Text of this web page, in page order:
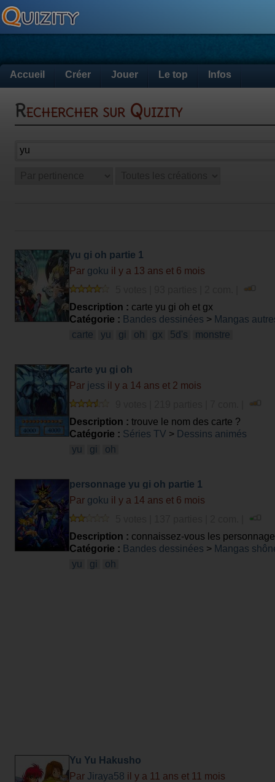
Accueil Créer Jouer Le top Infos
Rechercher sur Quizity
yu gi oh partie 1
Par goku il y a 13 ans et 6 mois
Description : carte yu gi oh et gx
Catégorie : Bandes dessinées > Mangas
carte
yu gi oh gx 5d's monstre
carte yu gi oh
Par jess il y a 14 ans et 2 mois
Description : trouve le nom des carte ?
Catégorie : Séries TV > Dessins animés
yu
gi oh
personnage yu gi oh partie 1
Par goku il y a 14 ans et 6 mois
Description : connaissez-vous les
Catégorie : Bandes dessinées > Mangas
yu
gi oh
Yu Yu Hakusho
Par Jiraya58 il y a 11 ans et 11 mois